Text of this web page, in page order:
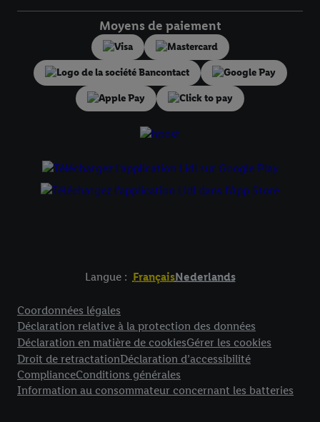
Moyens de paiement
Langue : FrançaisNederlands
Coordonnées légales
Déclaration relative à la protection des données
Déclaration en matière de cookiesGérer les cookies
Droit de retractationDéclaration d’accessibilité
ComplianceConditions générales
Information au consommateur concernant les batteries